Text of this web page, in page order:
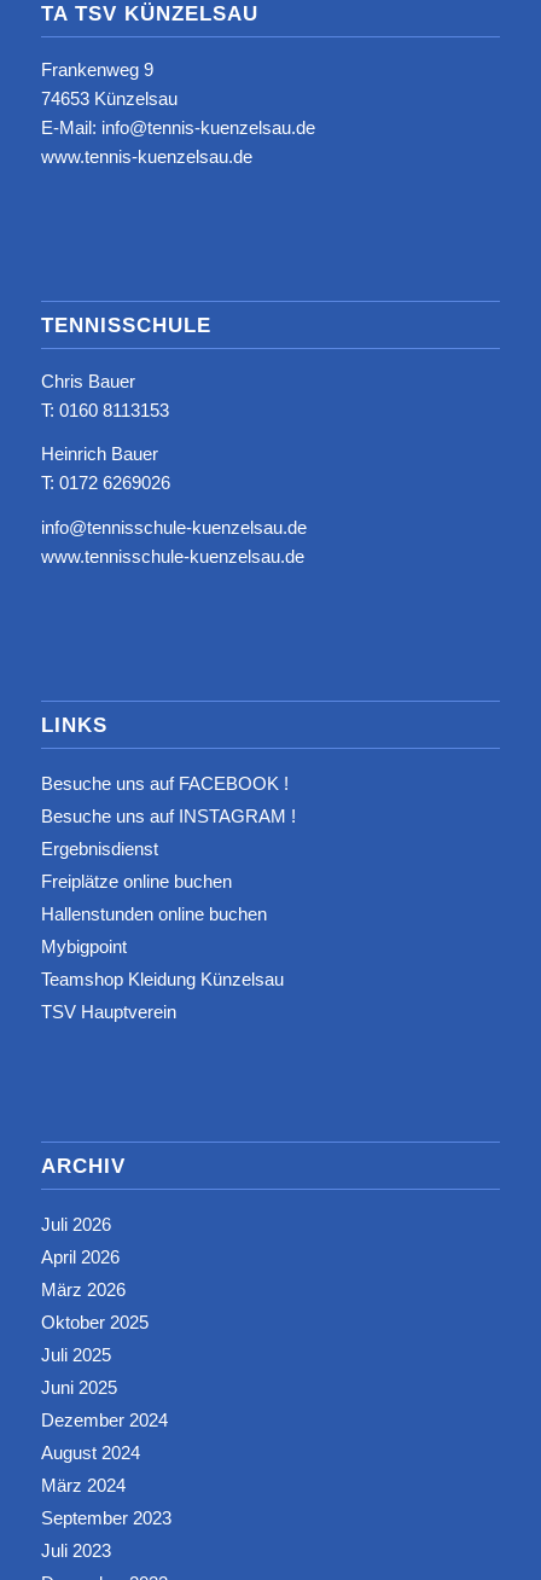
TA TSV KÜNZELSAU
Frankenweg 9
74653 Künzelsau
E-Mail: info@tennis-kuenzelsau.de
www.tennis-kuenzelsau.de
TENNISSCHULE
Chris Bauer
T: ‭0160 8113153‬
Heinrich Bauer
T: 0172 6269026
info@tennisschule-kuenzelsau.de
www.tennisschule-kuenzelsau.de
LINKS
Besuche uns auf FACEBOOK !
Besuche uns auf INSTAGRAM !
Ergebnisdienst
Freiplätze online buchen
Hallenstunden online buchen
Mybigpoint
Teamshop Kleidung Künzelsau
TSV Hauptverein
ARCHIV
Juli 2026
April 2026
März 2026
Oktober 2025
Juli 2025
Juni 2025
Dezember 2024
August 2024
März 2024
September 2023
Juli 2023